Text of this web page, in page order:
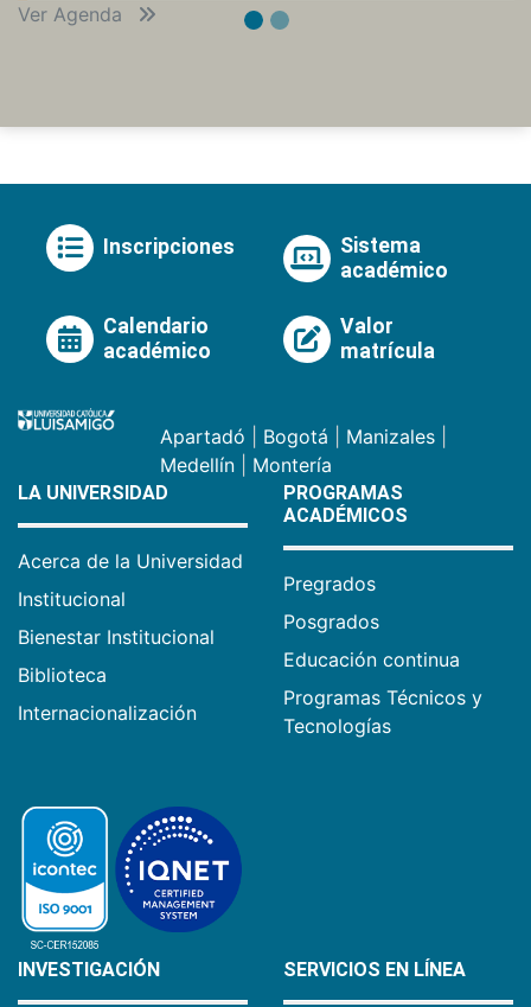
Ver Agenda
Inscripciones
Sistema
académico
Calendario
académico
Valor
matrícula
Apartadó Bogotá Manizales
Medellín
Montería
LA UNIVERSIDAD
Acerca de la Universidad
Institucional
Bienestar Institucional
Biblioteca
Internacionalización
PROGRAMAS
ACADÉMICOS
Pregrados
Posgrados
Educación continua
Programas Técnicos y
Tecnologías
INVESTIGACIÓN SERVICIOS EN LÍNEA